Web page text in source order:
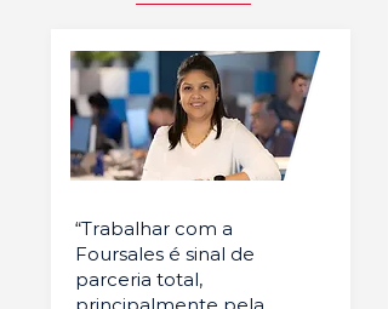
“Trabalhar com a
Foursales é sinal de
parceria total,